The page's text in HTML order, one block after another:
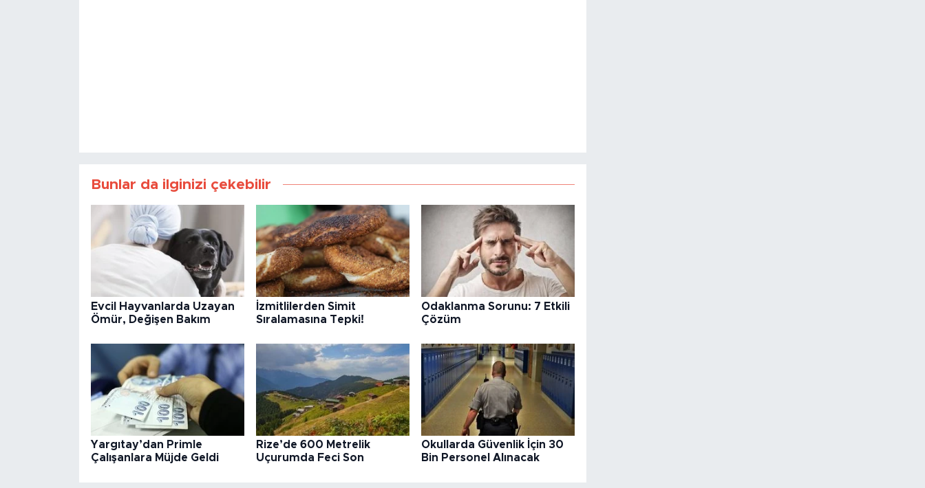
Bunlar da ilginizi çekebilir
Evcil Hayvanlarda Uzayan
Ömür, Değişen Bakım
İzmitlilerden Simit
Sıralamasına Tepki!
Odaklanma Sorunu: 7 Etkili
Çözüm
Yargıtay’dan Primle
Çalışanlara Müjde Geldi
Rize’de 600 Metrelik
Uçurumda Feci Son
Okullarda Güvenlik İçin 30
Bin Personel Alınacak